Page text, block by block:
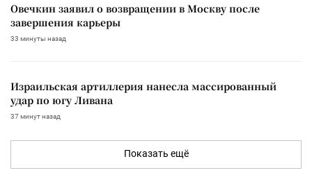
Овечкин заявил о возвращении в Москву после
завершения карьеры
33 минуты назад
Израильская артиллерия нанесла массированный
удар по югу Ливана
37 минут назад
Показать ещё